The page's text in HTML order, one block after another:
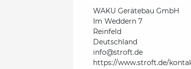
WAKU Gerätebau GmbH
Im Weddern 7
Reinfeld
Deutschland
info@stroft.de
https://www.stroft.de/